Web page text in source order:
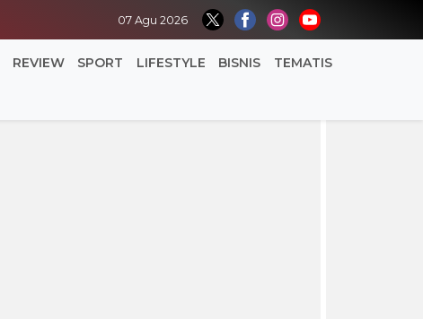
07 Agu 2026
REVIEW SPORT LIFESTYLE BISNIS TEMATIS